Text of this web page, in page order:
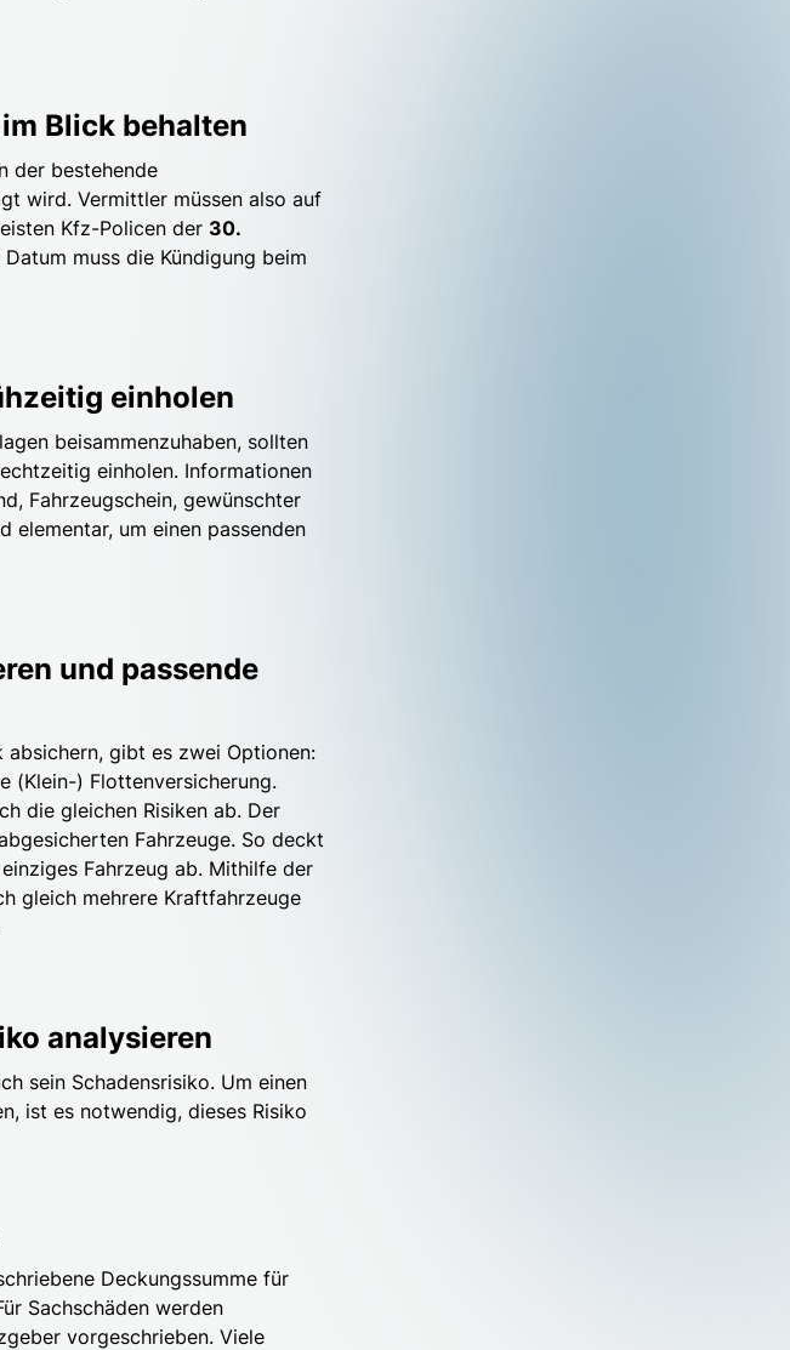
Blick behalten
der bestehende
wird. Vermittler müssen also auf
Kfz-Policen der 30.
muss die Kündigung beim
einholen
beisammenzuhaben, sollten
einholen. Informationen
Fahrzeugschein, gewünschter
elementar, um einen passenden
und passende
absichern, gibt es zwei Optionen:
(Klein-) Flottenversicherung.
die gleichen Risiken ab. Der
Fahrzeuge. So deckt
Fahrzeug ab. Mithilfe der
gleich mehrere Kraftfahrzeuge
analysieren
sein Schadensrisiko. Um einen
ist es notwendig, dieses Risiko
Deckungssumme für
Sachschäden werden
vorgeschrieben. Viele